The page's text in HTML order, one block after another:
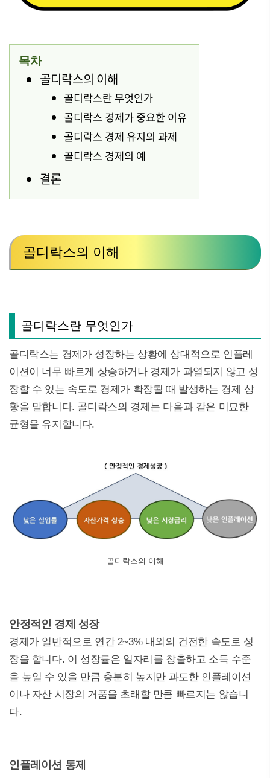
목차
골디락스의 이해
골디락스란 무엇인가
골디락스 경제가 중요한 이유
골디락스 경제 유지의 과제
골디락스 경제의 예
결론
골디락스의 이해
골디락스란 무엇인가
골디락스는 경제가 성장하는 상황에 상대적으로 인플레
이션이 너무 빠르게 상승하거나 경제가 과열되지 않고 성
장할 수 있는 속도로 경제가 확장될 때 발생하는 경제 상
황을 말합니다. 골디락스의 경제는 다음과 같은 미묘한
균형을 유지합니다.
골디락스의 이해
안정적인 경제 성장
경제가 일반적으로 연간 2~3% 내외의 건전한 속도로 성
장을 합니다. 이 성장률은 일자리를 창출하고 소득 수준
을 높일 수 있을 만큼 충분히 높지만 과도한 인플레이션
이나 자산 시장의 거품을 초래할 만큼 빠르지는 않습니
다.
인플레이션 통제